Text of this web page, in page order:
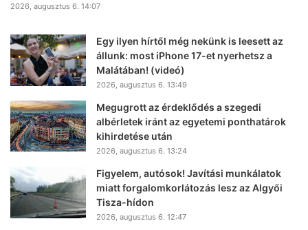
2026, augusztus 6. 14:07
Egy ilyen hírtől még nekünk is leesett az
állunk: most iPhone 17-et nyerhetsz a
Malátában! (videó)
2026, augusztus 6. 13:49
Megugrott az érdeklődés a szegedi
albérletek iránt az egyetemi ponthatárok
kihirdetése után
2026, augusztus 6. 13:24
Figyelem, autósok! Javítási munkálatok
miatt forgalomkorlátozás lesz az Algyői
Tisza-hídon
2026, augusztus 6. 12:47